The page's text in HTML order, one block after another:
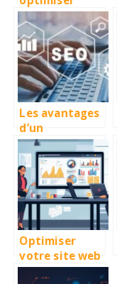
efficacement
votre fiche
d’etablissemen
t Google pour
un meilleur
SEO local
Les avantages
d’un
spécialiste
indépendant
en
référencement
naturel pour
votre
entreprise
Optimiser
votre site web
pour un